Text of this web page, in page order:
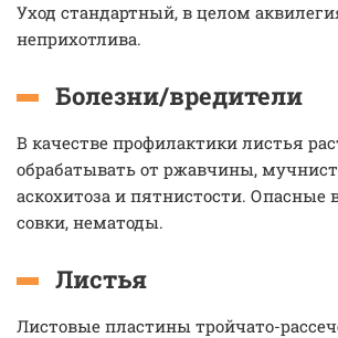
Уход стандартный, в целом
неприхотлива.
Болезни/вредители
В качестве профилактики листья
обрабатывать от ржавчины,
аскохитоза и пятнистости. Опасные
совки, нематоды.
Листья
Листовые пластины тройчато-